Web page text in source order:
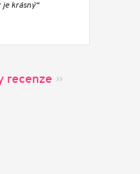
je krásný“
recenze